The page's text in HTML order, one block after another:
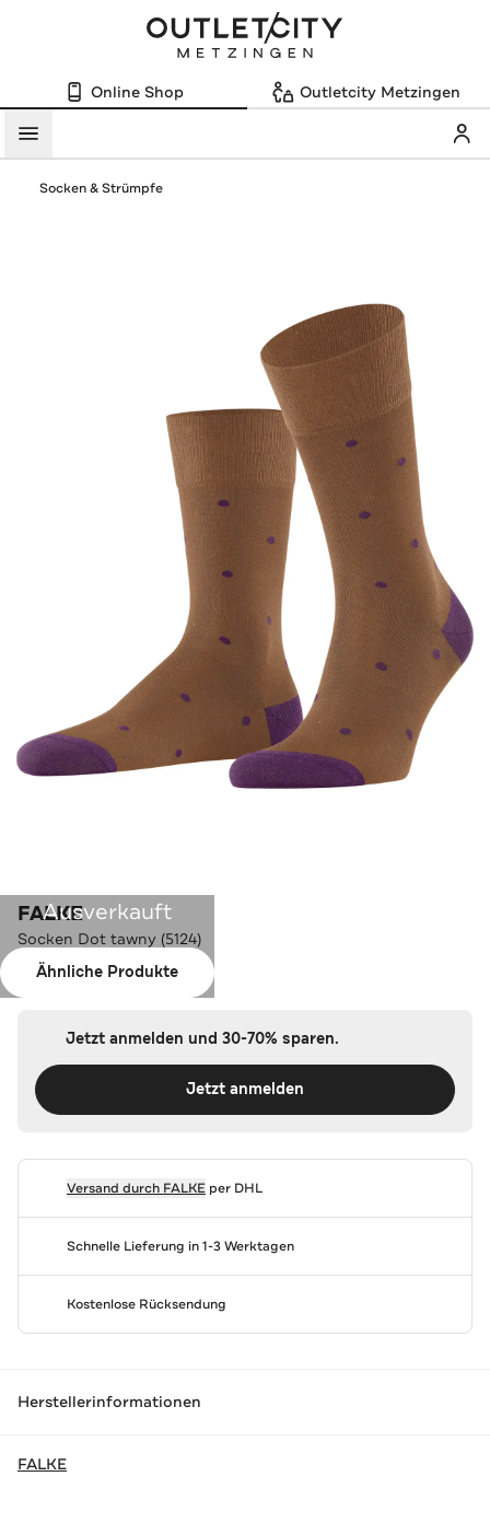
Online Shop Outletcity Metzingen
Menü
Socken & Strümpfe
Ausverkauft
Ähnliche Produkte
FALKE
Socken Dot tawny (5124)
Farbe:tawny (5124)
Jetzt anmelden und 30-70% sparen.
Jetzt anmelden
Versand durch FALKEper DHL
Schnelle Lieferung in 1-3 Werktagen
Kostenlose Rücksendung
Herstellerinformationen
FALKE